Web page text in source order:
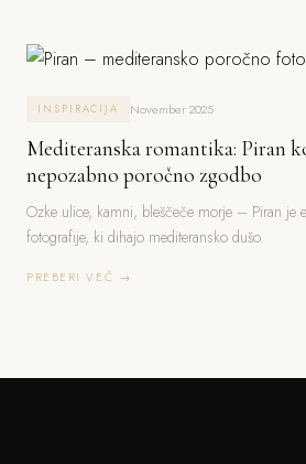
INSPIRACIJA November 2025
Mediteranska romantika: Piran
nepozabno poročno zgodbo
Ozke ulice, kamni, bleščeče morje – Piran je
fotografije, ki dihajo mediteransko dušo.
PREBERI VEČ →